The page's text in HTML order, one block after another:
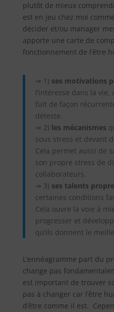
plutôt de mieux
est en jeu chez moi
décider et/ou manager
apporte une carte de
fonctionnement de l’être
⇒ 1) ses motivations
l’intéresse dans la vie,
fuit de façon
déteste.
⇒ 2) les mécanismes
sous stress et devant
Cela permet aussi de
son propre stress de
collaborateurs.
⇒ 3) ses talents
certaines conditions
Cela ouvre la voie à
progresser et
qu’ils donnent le
L’ennéagramme part du
change pas
est important de trouver
pas à changer car l’être
d’être comme il est.